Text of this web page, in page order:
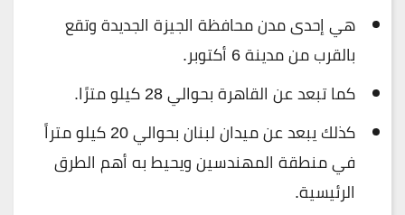
هي إحدى مدن محافظة الجيزة الجديدة وتقع
بالقرب من مدينة 6 أكتوبر.
كما تبعد عن القاهرة بحوالي 28 كيلو مترًا.
كذلك يبعد عن ميدان لبنان بحوالي 20 كيلو متراً
في منطقة المهندسين ويحيط به أهم الطرق
الرئيسية.